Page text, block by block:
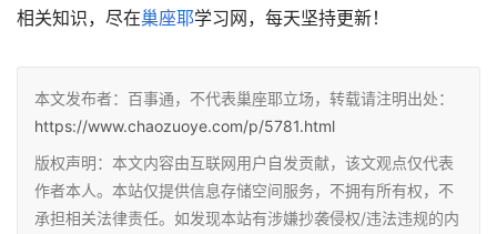
相关知识，尽在巢座耶学习网，每天坚持更新！
本文发布者：百事通，不代表巢座耶立场，转载请注明出处：
https://www.chaozuoye.com/p/5781.html
版权声明：本文内容由互联网用户自发贡献，该文观点仅代表
作者本人。本站仅提供信息存储空间服务，不拥有所有权，不
承担相关法律责任。如发现本站有涉嫌抄袭侵权/违法违规的内